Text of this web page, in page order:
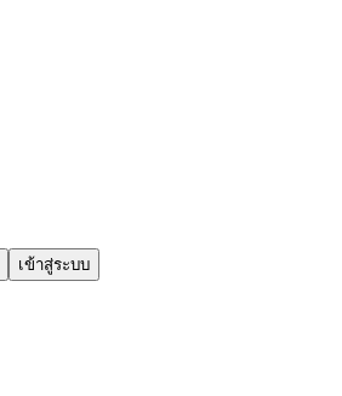
เข้าสู่ระบบ